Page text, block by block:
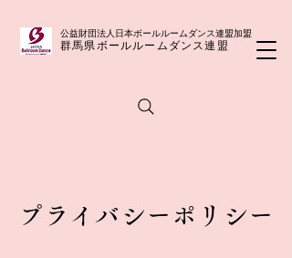
公益財団法人日本ボールルームダンス連盟​加盟
群馬県ボールルームダンス連盟
プライバシーポリシー